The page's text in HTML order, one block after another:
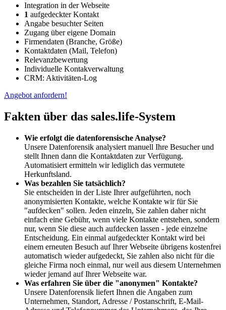
Integration in der Webseite
1 aufgedeckter Kontakt
Angabe besuchter Seiten
Zugang über eigene Domain
Firmendaten (Branche, Größe)
Kontaktdaten (Mail, Telefon)
Relevanzbewertung
Individuelle Kontakverwaltung
CRM: Aktivitäten-Log
Angebot anfordern!
Fakten über das sales.life-System
Wie erfolgt die datenforensische Analyse?
Unsere Datenforensik analysiert manuell Ihre Besucher und
stellt Ihnen dann die Kontaktdaten zur Verfügung.
Automatisiert ermitteln wir lediglich das vermutete
Herkunftsland.
Was bezahlen Sie tatsächlich?
Sie entscheiden in der Liste Ihrer aufgeführten, noch
anonymisierten Kontakte, welche Kontakte wir für Sie
"aufdecken" sollen. Jeden einzeln, Sie zahlen daher nicht
einfach eine Gebühr, wenn viele Kontakte entstehen, sondern
nur, wenn Sie diese auch aufdecken lassen - jede einzelne
Entscheidung. Ein einmal aufgedeckter Kontakt wird bei
einem erneuten Besuch auf Ihrer Webseite übrigens kostenfrei
automatisch wieder aufgedeckt, Sie zahlen also nicht für die
gleiche Firma noch einmal, nur weil aus diesem Unternehmen
wieder jemand auf Ihrer Webseite war.
Was erfahren Sie über die "anonymen" Kontakte?
Unsere Datenforensik liefert Ihnen die Angaben zum
Unternehmen, Standort, Adresse / Postanschrift, E-Mail-